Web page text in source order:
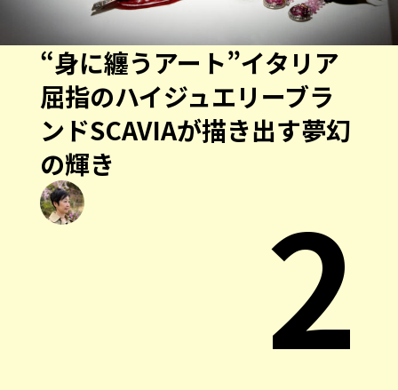
“身に纏うアート”イタリア
屈指のハイジュエリーブラ
ンドSCAVIAが描き出す夢幻
の輝き
2